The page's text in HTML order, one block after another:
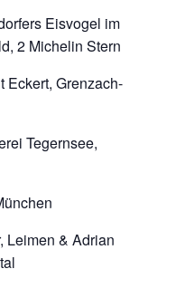
Eisvogel im
2 Michelin Stern
Eckert, Grenzach-
Tegernsee,
Leimen & Adrian